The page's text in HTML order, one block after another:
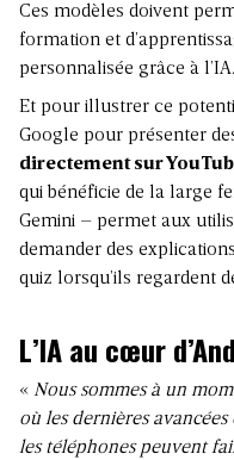
Ces modèles doivent
formation et
personnalisée grâce à l’IA.
Et pour illustrer ce
Google pour présenter
directement sur
qui bénéficie de la large
Gemini – permet aux
demander des
quiz lorsqu’ils regardent
L’IA au cœur
« Nous sommes à un
où les dernières
les téléphones peuvent